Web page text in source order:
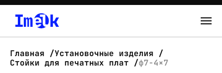
О нас
Главная
Установочные изделия
Стойки для печатных плат
ф7-4×7